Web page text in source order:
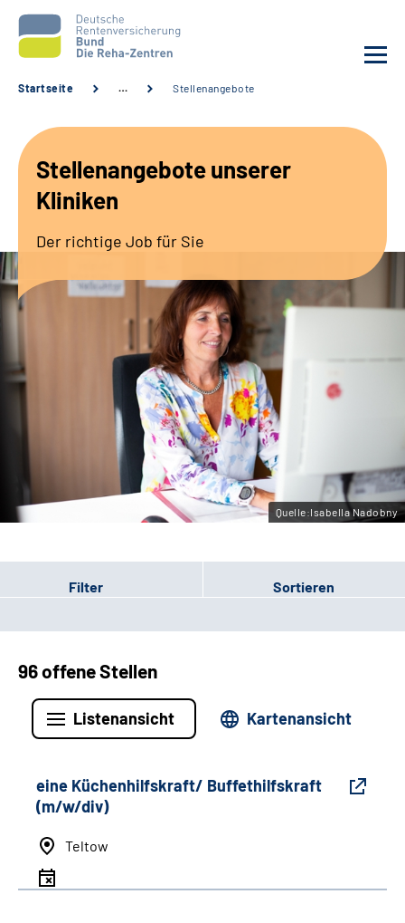
Unsere Kliniken
Sozialdienste & Zuweisende
Erweiterte Suche
Gebärdensprache
Leichte Sprache
Startseite … Stellenangebote
Stellenangebote unserer
Kliniken
Der richtige Job für Sie
Quelle:Isabella Nadobny
Filter Sortieren
96 offene Stellen
Listenansicht Kartenansicht
eine Küchenhilfskraft/ Buffethilfskraft
(m/w/div)
Teltow